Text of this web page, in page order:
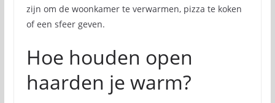
zijn om de woonkamer te verwarmen, pizza te koken
of een sfeer geven.
Hoe houden open
haarden je warm?